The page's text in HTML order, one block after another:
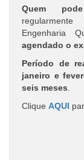
Quem
Engenharia
agendado o
Período de
janeiro e
seis meses
Clique AQUI